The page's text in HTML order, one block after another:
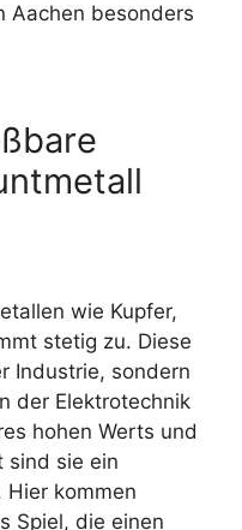
Aachen besonders
wie Kupfer,
stetig zu. Diese
Industrie, sondern
der Elektrotechnik
hohen Werts und
sind sie ein
Hier kommen
Spiel, die einen